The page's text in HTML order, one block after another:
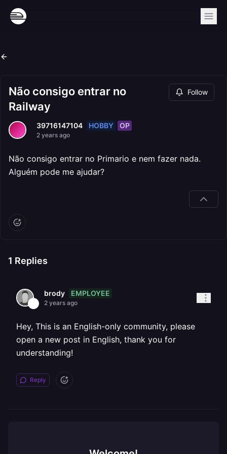
Não consigo entrar no
Railway
Follow
39716147104 HOBBY OP
2 years ago
Não consigo entrar no Primario e nem fazer nada.
Alguém pode me ajudar?
1 Replies
brody EMPLOYEE
2 years ago
Hey, This is an English-only community, please
open a new post in English, thank you for
understanding!
Reply